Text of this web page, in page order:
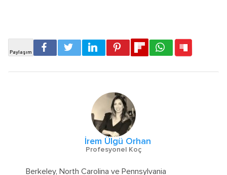
İrem Ülgü Orhan
Profesyonel Koç
Berkeley, North Carolina ve Pennsylvania